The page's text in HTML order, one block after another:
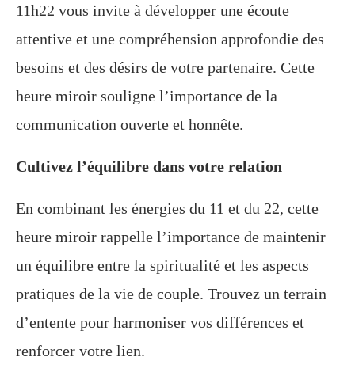
11h22 vous invite à développer une écoute
attentive et une compréhension approfondie des
besoins et des désirs de votre partenaire. Cette
heure miroir souligne l’importance de la
communication ouverte et honnête.
Cultivez l’équilibre dans votre relation
En combinant les énergies du 11 et du 22, cette
heure miroir rappelle l’importance de maintenir
un équilibre entre la spiritualité et les aspects
pratiques de la vie de couple. Trouvez un terrain
d’entente pour harmoniser vos différences et
renforcer votre lien.